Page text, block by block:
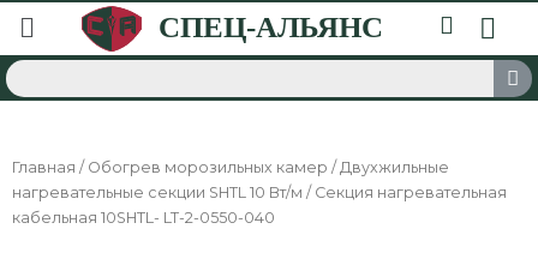
Главная / Обогрев морозильных камер / Двухжильные
нагревательные секции SHTL 10 Вт/м / Секция нагревательная
кабельная 10SHTL- LT-2-0550-040